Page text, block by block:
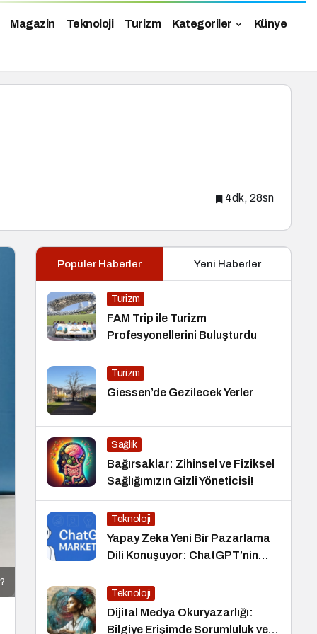
Magazin Teknoloji Turizm Kategoriler Künye
4dk, 28sn
Popüler Haberler Yeni Haberler
Turizm
FAM Trip ile Turizm
Profesyonellerini Buluşturdu
Turizm
Giessen’de Gezilecek Yerler
Sağlık
Bağırsaklar: Zihinsel ve Fiziksel
Sağlığımızın Gizli Yöneticisi!
Teknoloji
Yapay Zeka Yeni Bir Pazarlama
Dili Konuşuyor: ChatGPT’nin
Güncellemeleri ve Markalara
Yönelik Fırsatlar
Teknoloji
Dijital Medya Okuryazarlığı:
Bilgiye Erişimde Sorumluluk ve